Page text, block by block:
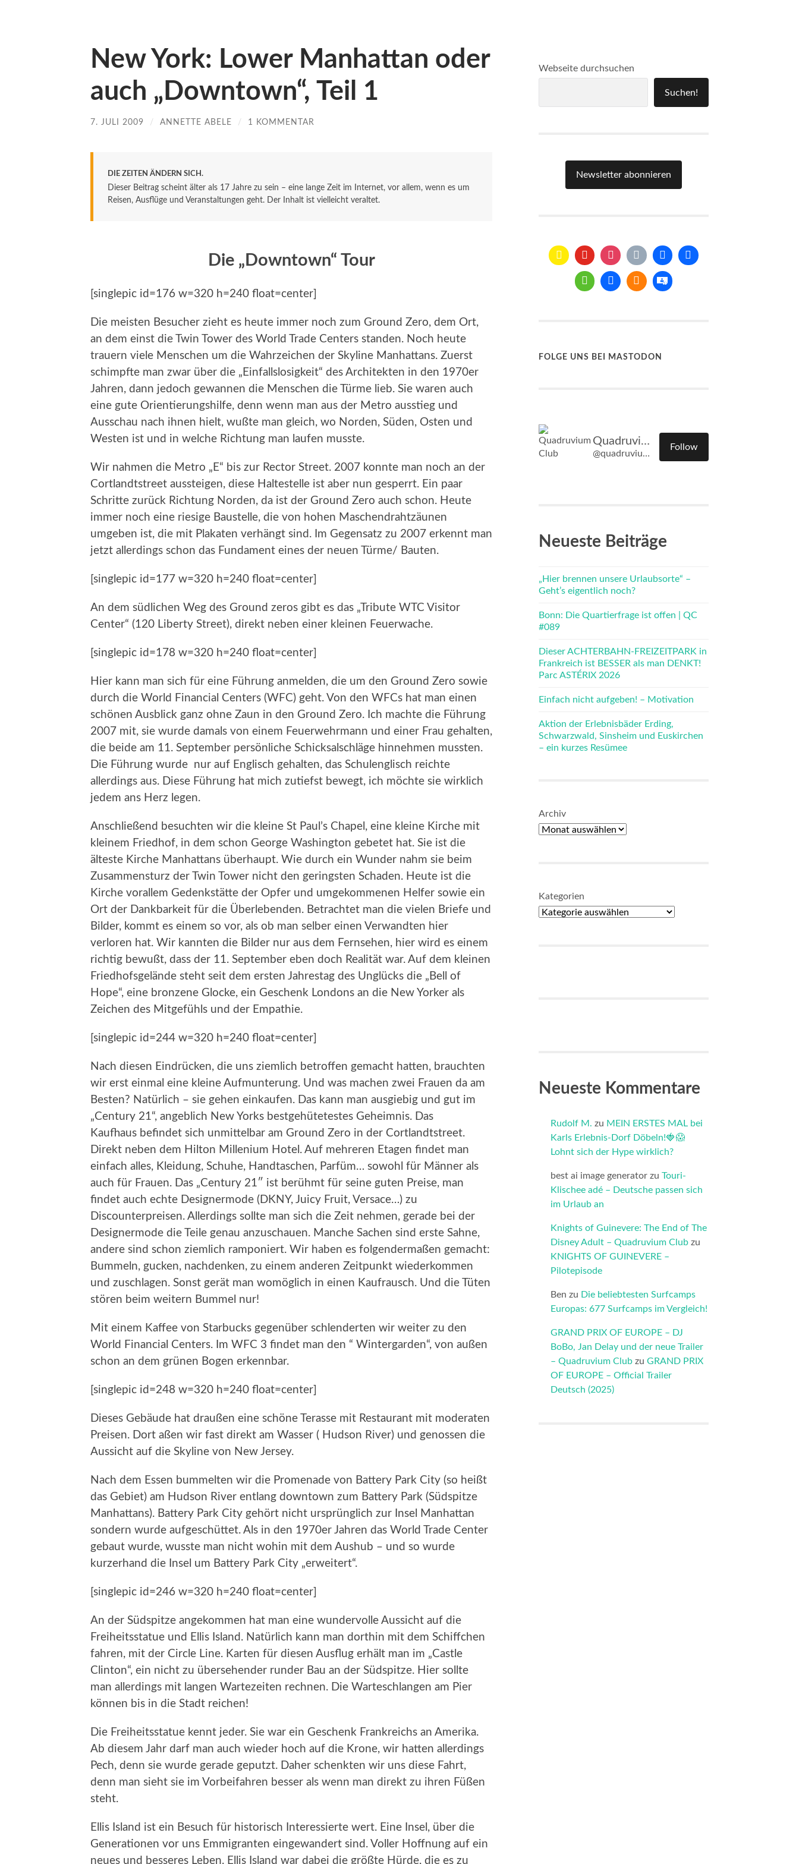
New York: Lower Manhattan oder
auch „Downtown“, Teil 1
7. JULI 2009 / ANNETTE ABELE / 1 KOMMENTAR
DIE ZEITEN ÄNDERN SICH.
Dieser Beitrag scheint älter als 17 Jahre zu sein – eine lange Zeit im Internet, vor allem, wenn es um
Reisen, Ausflüge und Veranstaltungen geht. Der Inhalt ist vielleicht veraltet.
Die „Downtown“ Tour
[singlepic id=176 w=320 h=240 float=center]
Die meisten Besucher zieht es heute immer noch zum Ground Zero, dem Ort,
an dem einst die Twin Tower des World Trade Centers standen. Noch heute
trauern viele Menschen um die Wahrzeichen der Skyline Manhattans. Zuerst
schimpfte man zwar über die „Einfallslosigkeit“ des Architekten in den 1970er
Jahren, dann jedoch gewannen die Menschen die Türme lieb. Sie waren auch
eine gute Orientierungshilfe, denn wenn man aus der Metro ausstieg und
Ausschau nach ihnen hielt, wußte man gleich, wo Norden, Süden, Osten und
Westen ist und in welche Richtung man laufen musste.
Wir nahmen die Metro „E“ bis zur Rector Street. 2007 konnte man noch an der
Cortlandtstreet aussteigen, diese Haltestelle ist aber nun gesperrt. Ein paar
Schritte zurück Richtung Norden, da ist der Ground Zero auch schon. Heute
immer noch eine riesige Baustelle, die von hohen Maschendrahtzäunen
umgeben ist, die mit Plakaten verhängt sind. Im Gegensatz zu 2007 erkennt man
jetzt allerdings schon das Fundament eines der neuen Türme/ Bauten.
[singlepic id=177 w=320 h=240 float=center]
An dem südlichen Weg des Ground zeros gibt es das „Tribute WTC Visitor
Center“ (120 Liberty Street), direkt neben einer kleinen Feuerwache.
[singlepic id=178 w=320 h=240 float=center]
Hier kann man sich für eine Führung anmelden, die um den Ground Zero sowie
durch die World Financial Centers (WFC) geht. Von den WFCs hat man einen
schönen Ausblick ganz ohne Zaun in den Ground Zero. Ich machte die Führung
2007 mit, sie wurde damals von einem Feuerwehrmann und einer Frau gehalten,
die beide am 11. September persönliche Schicksalschläge hinnehmen mussten.
Die Führung wurde nur auf Englisch gehalten, das Schulenglisch reichte
allerdings aus. Diese Führung hat mich zutiefst bewegt, ich möchte sie wirklich
jedem ans Herz legen.
Anschließend besuchten wir die kleine St Paul’s Chapel, eine kleine Kirche mit
kleinem Friedhof, in dem schon George Washington gebetet hat. Sie ist die
älteste Kirche Manhattans überhaupt. Wie durch ein Wunder nahm sie beim
Zusammensturz der Twin Tower nicht den geringsten Schaden. Heute ist die
Kirche vorallem Gedenkstätte der Opfer und umgekommenen Helfer sowie ein
Ort der Dankbarkeit für die Überlebenden. Betrachtet man die vielen Briefe und
Bilder, kommt es einem so vor, als ob man selber einen Verwandten hier
verloren hat. Wir kannten die Bilder nur aus dem Fernsehen, hier wird es einem
richtig bewußt, dass der 11. September eben doch Realität war. Auf dem kleinen
Friedhofsgelände steht seit dem ersten Jahrestag des Unglücks die „Bell of
Hope“, eine bronzene Glocke, ein Geschenk Londons an die New Yorker als
Zeichen des Mitgefühls und der Empathie.
[singlepic id=244 w=320 h=240 float=center]
Nach diesen Eindrücken, die uns ziemlich betroffen gemacht hatten, brauchten
wir erst einmal eine kleine Aufmunterung. Und was machen zwei Frauen da am
Besten? Natürlich – sie gehen einkaufen. Das kann man ausgiebig und gut im
„Century 21“, angeblich New Yorks bestgehütetestes Geheimnis. Das
Kaufhaus befindet sich unmittelbar am Ground Zero in der Cortlandtstreet.
Direkt neben dem Hilton Millenium Hotel. Auf mehreren Etagen findet man
einfach alles, Kleidung, Schuhe, Handtaschen, Parfüm… sowohl für Männer als
auch für Frauen. Das „Century 21″ ist berühmt für seine guten Preise, man
findet auch echte Designermode (DKNY, Juicy Fruit, Versace…) zu
Discounterpreisen. Allerdings sollte man sich die Zeit nehmen, gerade bei der
Designermode die Teile genau anzuschauen. Manche Sachen sind erste Sahne,
andere sind schon ziemlich ramponiert. Wir haben es folgendermaßen gemacht:
Bummeln, gucken, nachdenken, zu einem anderen Zeitpunkt wiederkommen
und zuschlagen. Sonst gerät man womöglich in einen Kaufrausch. Und die Tüten
stören beim weitern Bummel nur!
Mit einem Kaffee von Starbucks gegenüber schlenderten wir weiter zu den
World Financial Centers. Im WFC 3 findet man den “ Wintergarden“, von außen
schon an dem grünen Bogen erkennbar.
[singlepic id=248 w=320 h=240 float=center]
Dieses Gebäude hat draußen eine schöne Terasse mit Restaurant mit moderaten
Preisen. Dort aßen wir fast direkt am Wasser ( Hudson River) und genossen die
Aussicht auf die Skyline von New Jersey.
Nach dem Essen bummelten wir die Promenade von Battery Park City (so heißt
das Gebiet) am Hudson River entlang downtown zum Battery Park (Südspitze
Manhattans). Battery Park City gehört nicht ursprünglich zur Insel Manhattan
sondern wurde aufgeschüttet. Als in den 1970er Jahren das World Trade Center
gebaut wurde, wusste man nicht wohin mit dem Aushub – und so wurde
kurzerhand die Insel um Battery Park City „erweitert“.
[singlepic id=246 w=320 h=240 float=center]
An der Südspitze angekommen hat man eine wundervolle Aussicht auf die
Freiheitsstatue und Ellis Island. Natürlich kann man dorthin mit dem Schiffchen
fahren, mit der Circle Line. Karten für diesen Ausflug erhält man im „Castle
Clinton“, ein nicht zu übersehender runder Bau an der Südspitze. Hier sollte
man allerdings mit langen Wartezeiten rechnen. Die Warteschlangen am Pier
können bis in die Stadt reichen!
Die Freiheitsstatue kennt jeder. Sie war ein Geschenk Frankreichs an Amerika.
Ab diesem Jahr darf man auch wieder hoch auf die Krone, wir hatten allerdings
Pech, denn sie wurde gerade geputzt. Daher schenkten wir uns diese Fahrt,
denn man sieht sie im Vorbeifahren besser als wenn man direkt zu ihren Füßen
steht.
Ellis Island ist ein Besuch für historisch Interessierte wert. Eine Insel, über die
Generationen vor uns Emmigranten eingewandert sind. Voller Hoffnung auf ein
neues und besseres Leben. Ellis Island war dabei die größte Hürde, die es zu
Webseite durchsuchen
Suchen!
Newsletter abonnieren
FOLGE UNS BEI MASTODON
Quadruvium Club
@quadruvium.club@quadruvium.club
Follow
Neueste Beiträge
„Hier brennen unsere Urlaubsorte“ –
Geht’s eigentlich noch?
Bonn: Die Quartierfrage ist offen | QC
#089
Dieser ACHTERBAHN-FREIZEITPARK in
Frankreich ist BESSER als man DENKT!
Parc ASTÉRIX 2026
Einfach nicht aufgeben! – Motivation
Aktion der Erlebnisbäder Erding,
Schwarzwald, Sinsheim und Euskirchen
– ein kurzes Resümee
Archiv
Kategorien
Neueste Kommentare
Rudolf M. zu MEIN ERSTES MAL bei
Karls Erlebnis-Dorf Döbeln!🍓😱
Lohnt sich der Hype wirklich?
best ai image generator zu Touri-
Klischee adé – Deutsche passen sich
im Urlaub an
Knights of Guinevere: The End of The
Disney Adult – Quadruvium Club zu
KNIGHTS OF GUINEVERE –
Pilotepisode
Ben zu Die beliebtesten Surfcamps
Europas: 677 Surfcamps im Vergleich!
GRAND PRIX OF EUROPE – DJ
BoBo, Jan Delay und der neue Trailer
– Quadruvium Club zu GRAND PRIX
OF EUROPE – Official Trailer
Deutsch (2025)